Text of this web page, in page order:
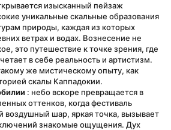
изысканный пейзаж
уникальные скальные образования
природы, каждая из которых
ветрах и водах. Вознесение не
это путешествие к точке зрения, где
в себе реальность и артистизм.
же мистическому опыту, как
скалы Каппадокии.
: небо вскоре превращается в
оттенков, когда фестиваль
воздушный шар, яркая точка, вызывает
знакомые ощущения. Дух